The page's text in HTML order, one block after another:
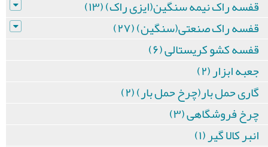
قفسه راک نیمه سنگین(ایزی راک) (۱۳)
قفسه راک صنعتی(سنگین) (۲۷)
قفسه کشو کریستالی (۶)
جعبه ابزار (۲)
گاری حمل بار(چرخ حمل بار) (۲)
چرخ فروشگاهی (۳)
انبر کالا گیر (۱)